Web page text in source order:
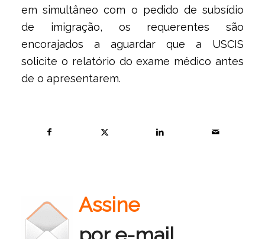
em simultâneo com o pedido de subsídio
de imigração, os requerentes são
encorajados a aguardar que a USCIS
solicite o relatório do exame médico antes
de o apresentarem.
Assine